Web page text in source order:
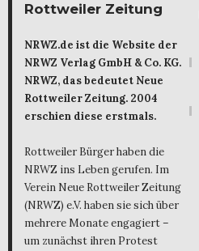
Rottweiler Zeitung
NRWZ.de ist die Website der
NRWZ Verlag GmbH & Co. KG.
NRWZ, das bedeutet Neue
Rottweiler Zeitung. 2004
erschien diese erstmals.
Rottweiler Bürger haben die
NRWZ ins Leben gerufen. Im
Verein Neue Rottweiler Zeitung
(NRWZ) e.V. haben sie sich über
mehrere Monate engagiert –
um zunächst ihren Protest